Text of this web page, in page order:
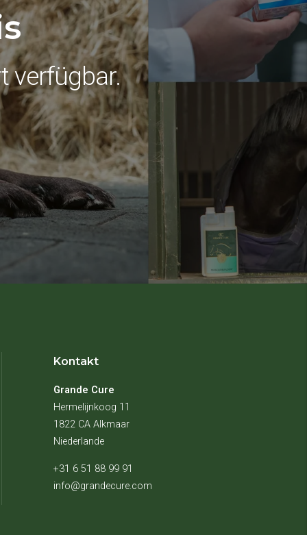
verfügbar.
Kontakt
Grande Cure
Hermelijnkoog 11
1822 CA Alkmaar
Niederlande
+31 6 51 88 99 91
info@grandecure.com